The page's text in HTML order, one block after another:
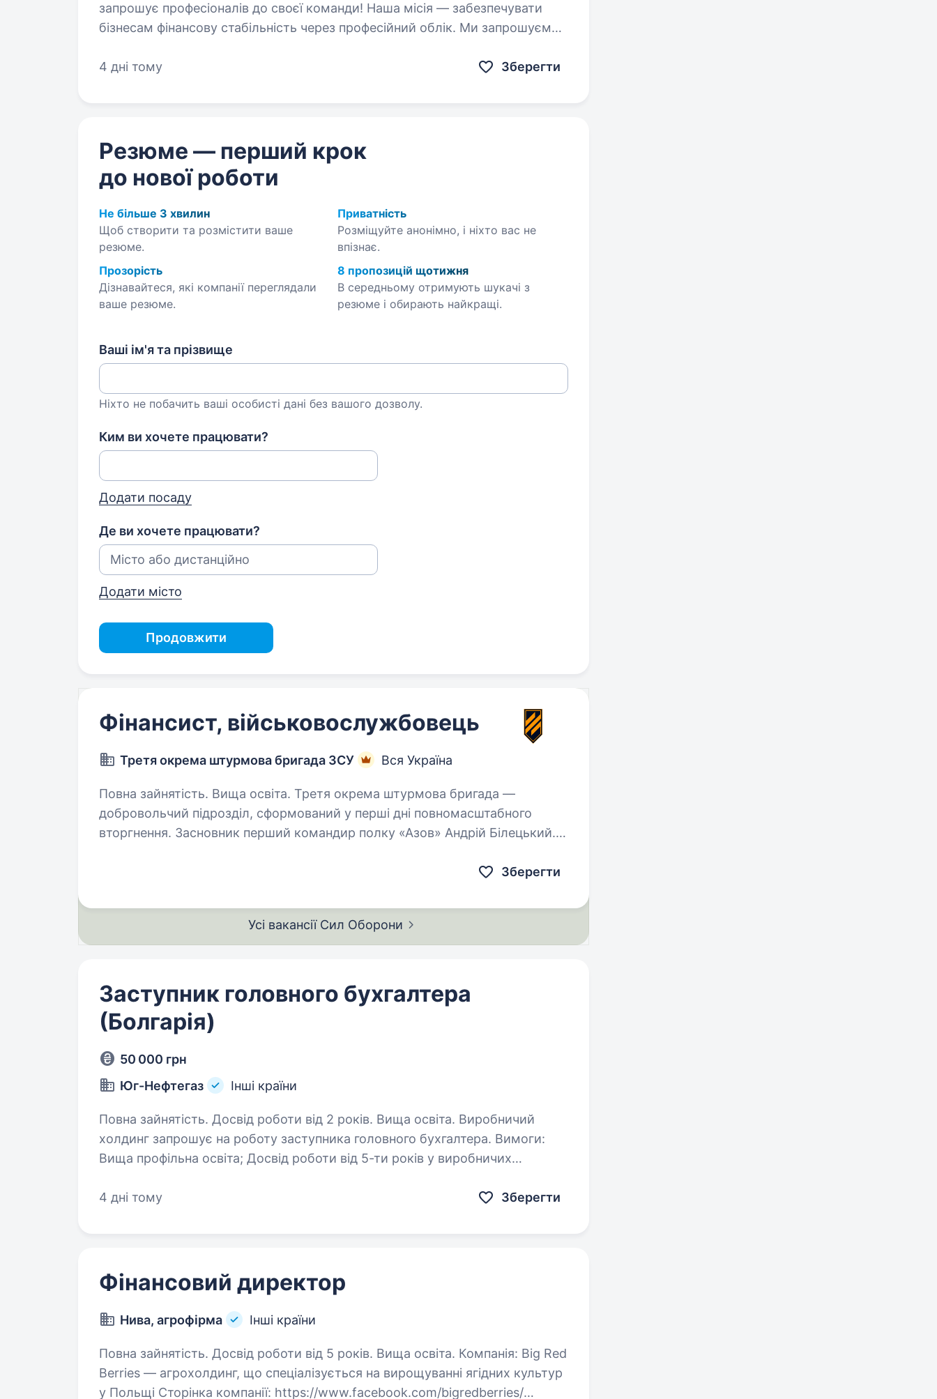
запрошує професіоналів до своєї команди! Наша місія — забезпечувати
бізнесам фінансову стабільність через професійний облік. Ми запрошуємо
4 дні тому
Зберегти
Резюме — перший крок
до нової роботи
Не більше 3 хвилин
Щоб створити та розмістити ваше
резюме.
Приватність
Розміщуйте анонімно, і ніхто вас не
впізнає.
Прозорість
Дізнавайтеся, які компанії переглядали
ваше резюме.
8 пропозицій щотижня
В середньому отримують шукачі з
резюме і обирають найкращі.
Ваші ім'я та прізвище
Ніхто не побачить ваші особисті дані без вашого дозволу.
Ким ви хочете працювати?
Додати посаду
Де ви хочете працювати?
Додати місто
Продовжити
Фінансист, військовослужбовець
Третя окрема штурмова бригада ЗСУ Вся Україна
Повна зайнятість. Вища освіта. Третя окрема штурмова бригада —
добровольчий підрозділ, сформований у перші дні повномасштабного
вторгнення. Засновник перший командир полку «Азов» Андрій Білецький.
Зберегти
Усі вакансії Сил Оборони
Заступник головного бухгалтера
(Болгарія)
50 000 грн
Юг-Нефтегаз
Інші країни
Повна зайнятість. Досвід роботи від 2 років. Вища освіта. Виробничий
холдинг запрошує на роботу заступника головного бухгалтера. Вимоги:
Вища профільна освіта; Досвід роботи від 5-ти років у виробничих
4 дні тому
Зберегти
Фінансовий директор
Нива, агрофірма Інші країни
Повна зайнятість. Досвід роботи від 5 років. Вища освіта. Компанія: Big Red
Berries — агрохолдинг, що спеціалізується на вирощуванні ягідних культур
у Польщі Сторінка компанії: https://www.facebook.com/bigredberries/